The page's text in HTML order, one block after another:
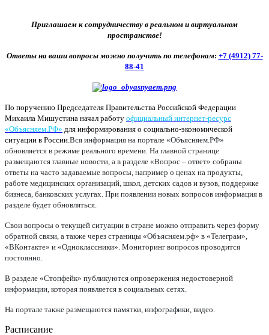
Приглашаем к сотрудничеству в реальном и виртуальном
пространстве!
Ответы на ваши вопросы можно получить по телефонам: +7 (4912) 77-
88-41
По поручению Председателя Правительства Российской Федерации
Михаила Мишустина начал работу официальный интернет-ресурс
«Объясняем.РФ» для информирования о социально-экономической
ситуации в России. Вся информация на портале «Объясняем.РФ»
обновляется в режиме реального времени. На главной странице
размещаются главные новости, а в разделе «Вопрос – ответ» собраны
ответы на часто задаваемые вопросы, например о ценах на продукты,
работе медицинских организаций, школ, детских садов и вузов, поддержке
бизнеса, банковских услугах. При появлении новых вопросов информация в
разделе будет обновляться.
Свои вопросы о текущей ситуации в стране можно отправить через форму
обратной связи, а также через страницы «Объясняем.рф» в «Телеграм»,
«ВКонтакте» и «Одноклассники». Мониторинг вопросов проводится
постоянно.
В разделе «Стопфейк» публикуются опровержения недостоверной
информации, которая появляется в социальных сетях.
На портале также размещаются памятки, инфографики, видео.
Расписание